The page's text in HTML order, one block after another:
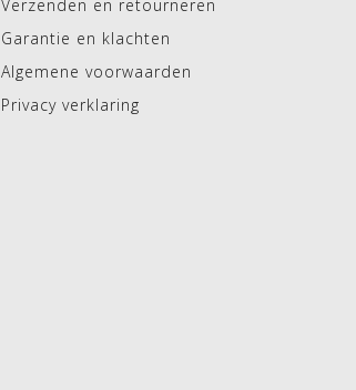
Verzenden en retourneren
Garantie en klachten
Algemene voorwaarden
Privacy verklaring